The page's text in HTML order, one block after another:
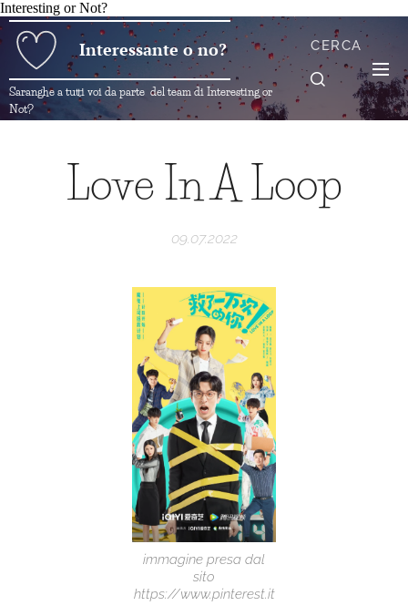
Interesting or Not?
Interessante o no?
Saranghe a tutti voi da parte del team di Interesting or
Not?
CERCA
Love In A Loop
09.07.2022
immagine presa dal
sito
https://www.pinterest.it